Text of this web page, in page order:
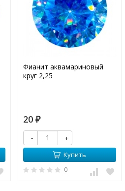
Фианит аквамариновый
круг 2,25
20 ₽
-
+
Купить
0